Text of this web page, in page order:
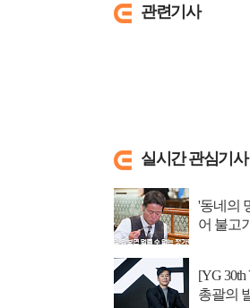
관련기사
실시간 관심기사
'동네의
어 불고
[YG
총괄의